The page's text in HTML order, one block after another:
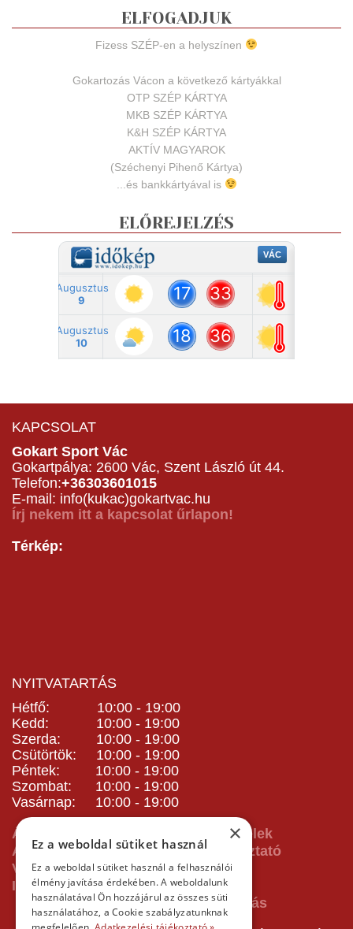
ELFOGADJUK
Fizess SZÉP-en a helyszínen
Gokartozás Vácon a következő kártyákkal
OTP SZÉP KÁRTYA
MKB SZÉP KÁRTYA
K&H SZÉP KÁRTYA
AKTÍV MAGYAROK
(Széchenyi Pihenő Kártya)
...és bankkártyával is
ELŐREJELZÉS
KAPCSOLAT
Gokart Sport Vác
Gokartpálya: 2600 Vác, Szent László út 44.
Telefon:+36303601015
E-mail: info(kukac)gokartvac.hu
Írj nekem itt a kapcsolat űrlapon!
Térkép:
NYITVATARTÁS
Hétfő: 10:00 - 19:00
Kedd: 10:00 - 19:00
Szerda: 10:00 - 19:00
Csütörtök: 10:00 - 19:00
Péntek: 10:00 - 19:00
Szombat: 10:00 - 19:00
Vasárnap: 10:00 - 19:00
ÁSZF - Általános Szerződési Feltételek
Adatvédelmi és adatkezelési tájékoztató
Vásárlás előtti tájékoztató
Impresszum
×
Ez a weboldal sütiket használ
Ez a weboldal sütiket használ a felhasználói
élmény javítása érdekében. A weboldalunk
használatával Ön hozzájárul az összes süti
használatához, a Cookie szabályzatunknak